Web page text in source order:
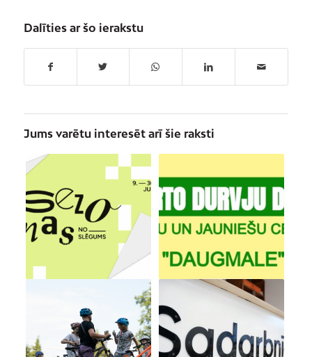
Dalīties ar šo ierakstu
Jums varētu interesēt arī šie raksti